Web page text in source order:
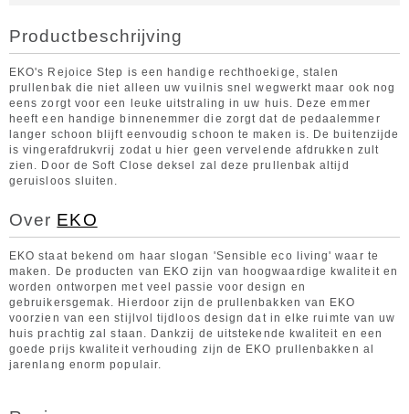
Productbeschrijving
EKO's Rejoice Step is een handige rechthoekige, stalen
prullenbak die niet alleen uw vuilnis snel wegwerkt maar ook nog
eens zorgt voor een leuke uitstraling in uw huis. Deze emmer
heeft een handige binnenemmer die zorgt dat de pedaalemmer
langer schoon blijft eenvoudig schoon te maken is. De buitenzijde
is vingerafdrukvrij zodat u hier geen vervelende afdrukken zult
zien. Door de Soft Close deksel zal deze prullenbak altijd
geruisloos sluiten.
Over EKO
EKO staat bekend om haar slogan 'Sensible eco living' waar te
maken. De producten van EKO zijn van hoogwaardige kwaliteit en
worden ontworpen met veel passie voor design en
gebruikersgemak. Hierdoor zijn de prullenbakken van EKO
voorzien van een stijlvol tijdloos design dat in elke ruimte van uw
huis prachtig zal staan. Dankzij de uitstekende kwaliteit en een
goede prijs kwaliteit verhouding zijn de EKO prullenbakken al
jarenlang enorm populair.